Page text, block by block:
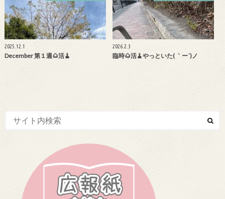
2025.12.1
December 第１週🌰活🧹
2026.2.3
臨時🌰活🧹やっといた( ｀ー´)ノ